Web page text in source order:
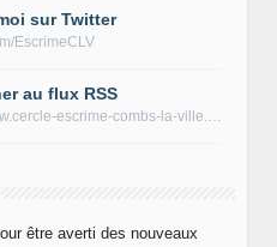
sur Twitter
EscrimeCLV
au flux RSS
https://www.cercle-escrime-combs-la-ville.fr/rss
être averti des nouveaux